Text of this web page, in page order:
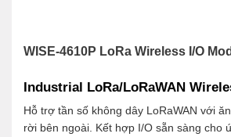
WISE-4610P LoRa Wireless I/O
Industrial LoRa/LoRaWAN
Hỗ trợ tần số không dây LoRaWAN với
rời bên ngoài. Kết hợp I/O sẵn sàng cho